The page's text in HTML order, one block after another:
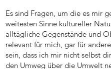
Es sind Fragen, um die es mir
weitesten Sinne kultureller
alltägliche Gegenstände und
relevant für mich, gar für
sein, dass ich mir nicht selbst
den Umweg über die Umwelt